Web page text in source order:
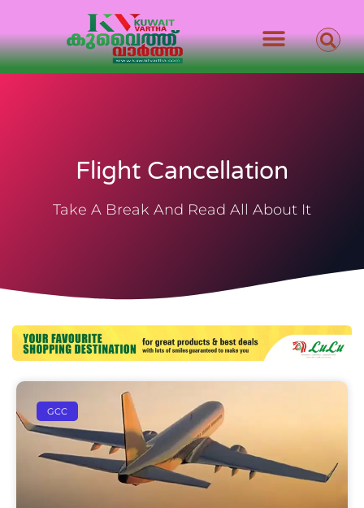
Flight Cancellation
Take A Break And Read All About It
GCC